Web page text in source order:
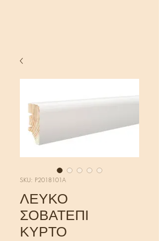
SKU: P2018101A
ΛΕΥΚΟ
ΣΟΒΑΤΕΠΙ
ΚΥΡΤΟ